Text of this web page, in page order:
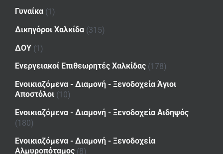
Γυναίκα (1)
Δικηγόροι Χαλκίδα (315)
ΔΟΥ (1)
Ενεργειακοί Επιθεωρητές Χαλκίδας (178)
Ενοικιαζόμενα - Διαμονή - Ξενοδοχεία Άγιοι
Αποστόλοι (10)
Ενοικιαζόμενα - Διαμονή - Ξενοδοχεία Αιδηψός
(180)
Ενοικιαζόμενα - Διαμονή - Ξενοδοχεία
Αλμυροπόταμος (8)